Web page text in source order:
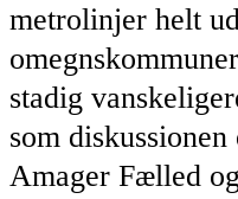
metrolinjer helt
stadig
som
Amager Fælled